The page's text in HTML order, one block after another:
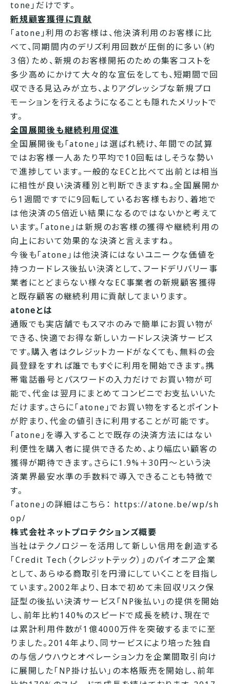
tone」だけです。
新規顧客獲得に貢献
「atone」利用のお客様は、他決済利用のお客様に比
べて、同期間内のデリズ利用回数が圧倒的に多い（約
３倍）ため、新規のお客様開拓のための集客コストを
多少高めにかけて大々的な宣伝をしても、短期間で回
収できる見込みが立ち、よりアグレッシブな新規プロ
モーションを行えるようになることも隠れたメリットで
す。
全国展開後も継続利用促進
全国展開後も「atone」は選ばれ続け、年間での試算
ではお客様一人あたり平均で10回転はしそうな勢い
で進捗しています。一般的なECと比べて出前とは相当
に相性が良い決済種別と判断できますね。全国展開か
ら1週間ですでに9回転しているお客様もおり、着地で
は他決済の5倍近い結果になるのではないかと考えて
います。「atone」は新規のお客様の獲得や継続利用の
向上において効果的な決済と言えますね。
今後も「atone」は他決済にはないユニークな価値を
持つカードレス後払い決済として、フードデリバリー事
業者にとどまらない様々なEC事業者の新規顧客獲得
と既存顧客の継続利用に貢献してまいります。
atoneとは
通販でも実店舗でもスマホのみで簡単にお買い物が
できる、快適でお得な新しいカードレス決済サービス
です。購入者はクレジットカードがなくても、無料の会
員登録をすれば誰でもすぐに利用を開始できます。携
帯電話番号とパスワードの入力だけでお買い物が可
能で、代金は翌月にまとめてコンビニでお支払いいた
だけます。さらに「atone」でお買い物をするとポイント
が貯まり、代金の値引きに利用することが可能です。
「atone」を導入することで既存の決済方法にはない
利便性を購入者に提供できるため、より幅広い顧客の
獲得が期待できます。さらに1.9%＋30円～という決
済業界最安水準の手数料で導入できることも特徴で
す。
「atone」の詳細はこちら： https://atone.be/wp/sh
op/
株式会社ネットプロテクションズ概要
当社はテクノロジーを活用して新しい信用を創造する
「Credit Tech（クレジットテック）」のパイオニア企業
として、あらゆる商取引を円滑にしていくことを目指し
ています。2002年より、日本で初めて未回収リスク保
証型の後払い決済サービス「NP後払い」の提供を開始
し、前年比約140%のスピードで成長を続け、現在で
は累計利用件数が1億4000万件を突破するまでに至
りました。2014年より、同サービスにより培った独自
の与信ノウハウとオペレーション力を企業間取引向け
に展開した「NP掛け払い」の本格販売を開始し、前年